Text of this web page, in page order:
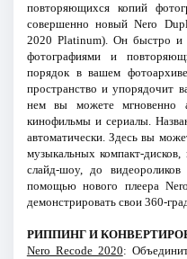
повторяющихся копий
совершенно новый Nero
2020 Platinum). Он быстро и
фотографиями и
порядок в вашем
пространство и упорядочит
нем вы можете мгновенно
кинофильмы и сериалы.
автоматически. Здесь вы
музыкальных компакт-
слайд-шоу, до
помощью нового плеера
демонстрировать свои 360-
РИППИНГ И
Nero Recode 2020: